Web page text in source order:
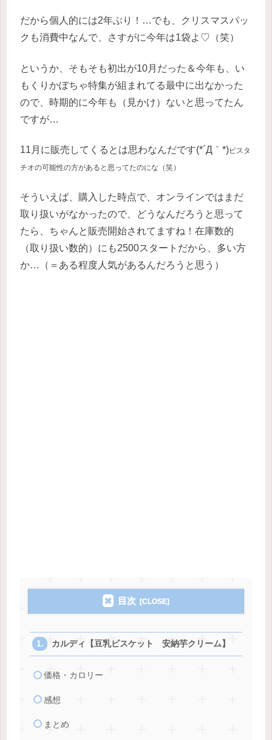
だから個人的には2年ぶり！…でも、クリスマスパッ
クも消費中なんで、さすがに今年は1袋よ♡（笑）
というか、そもそも初出が10月だった＆今年も、い
もくりかぼちゃ特集が組まれてる最中に出なかった
ので、時期的に今年も（見かけ）ないと思ってたん
ですが…
11月に販売してくるとは思わなんだです(*´Д｀*)ピスタ
チオの可能性の方があると思ってたのにな（笑）
そういえば、購入した時点で、オンラインではまだ
取り扱いがなかったので、どうなんだろうと思って
たら、ちゃんと販売開始されてますね！在庫数的
（取り扱い数的）にも2500スタートだから、多い方
か…（＝ある程度人気があるんだろうと思う）
目次
カルディ【豆乳ビスケット 安納芋クリーム】
価格・カロリー
感想
まとめ